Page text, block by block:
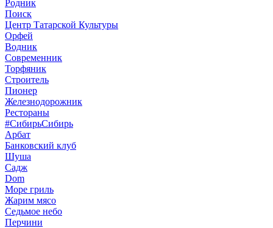
Родник
Поиск
Центр Татарской Культуры
Орфей
Водник
Современник
Торфяник
Строитель
Пионер
Железнодорожник
Рестораны
#СибирьСибирь
Арбат
Банковский клуб
Шуша
Садж
Dom
Море гриль
Жарим мясо
Седьмое небо
Перчини